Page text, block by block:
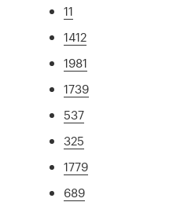
11
1412
1981
1739
537
325
1779
689